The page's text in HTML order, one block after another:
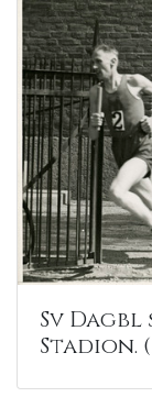
Sv
Stadion.